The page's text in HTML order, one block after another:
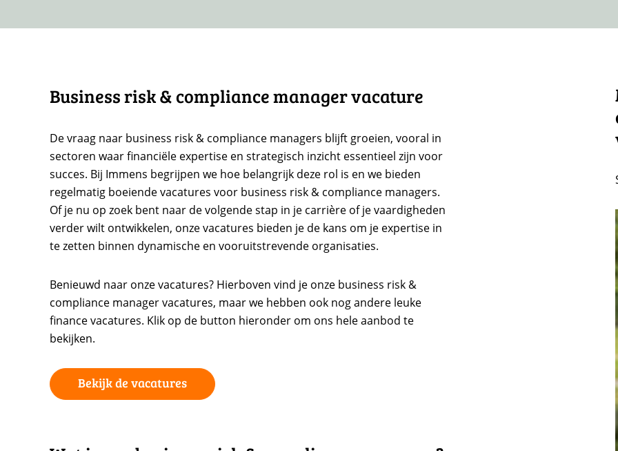
Business risk & compliance manager vacature
De vraag naar business risk & compliance managers blijft groeien, vooral in
sectoren waar financiële expertise en strategisch inzicht essentieel zijn voor
succes. Bij Immens begrijpen we hoe belangrijk deze rol is en we bieden
regelmatig boeiende vacatures voor business risk & compliance managers.
Of je nu op zoek bent naar de volgende stap in je carrière of je vaardigheden
verder wilt ontwikkelen, onze vacatures bieden je de kans om je expertise in
te zetten binnen dynamische en vooruitstrevende organisaties.
Benieuwd naar onze vacatures? Hierboven vind je onze business risk &
compliance manager vacatures, maar we hebben ook nog andere leuke
finance vacatures. Klik op de button hieronder om ons hele aanbod te
bekijken.
Bekijk de vacatures